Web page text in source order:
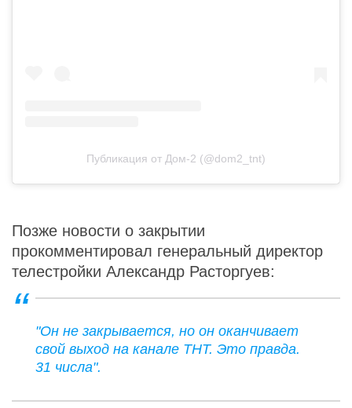
Публикация от Дом-2 (@dom2_tnt)
Позже новости о закрытии
прокомментировал генеральный директор
телестройки Александр Расторгуев:
"Он не закрывается, но он оканчивает
свой выход на канале ТНТ. Это правда.
31 числа".